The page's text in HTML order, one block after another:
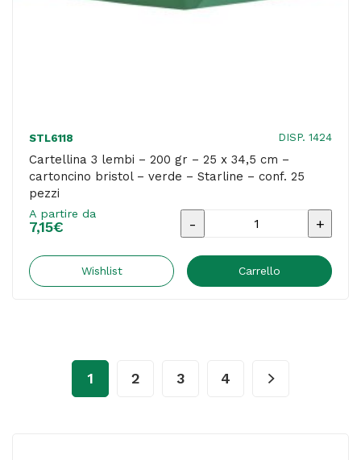
-
25
pezzi
STL6118 DISP. 1424
Cartellina 3 lembi – 200 gr – 25 x 34,5 cm –
cartoncino bristol – verde – Starline – conf. 25
pezzi
A partire da
7,15€
Cartellina
lembi
Wishlist Carrello
1 2 3 4